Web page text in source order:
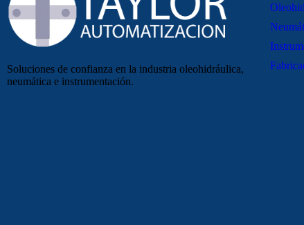
Soluciones de confianza en la industria oleohidráulica,
neumática e instrumentación.